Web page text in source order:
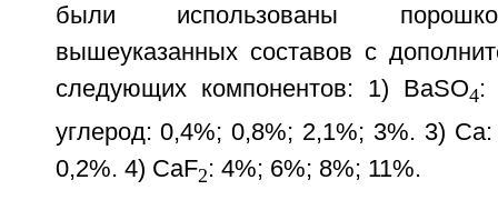
были использованы
вышеуказанных составов с
следующих компонентов: 1) BaSO4:
углерод: 0,4%; 0,8%; 2,1%; 3%. 3)
0,2%. 4) CaF2: 4%; 6%; 8%; 11%.